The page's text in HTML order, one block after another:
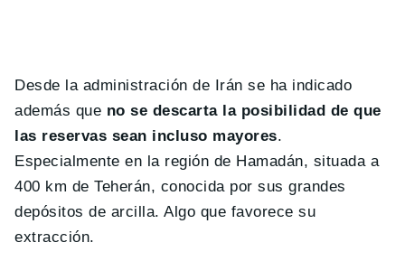
Desde la administración de Irán se ha indicado
además que no se descarta la posibilidad de que
las reservas sean incluso mayores.
Especialmente en la región de Hamadán, situada a
400 km de Teherán, conocida por sus grandes
depósitos de arcilla. Algo que favorece su
extracción.